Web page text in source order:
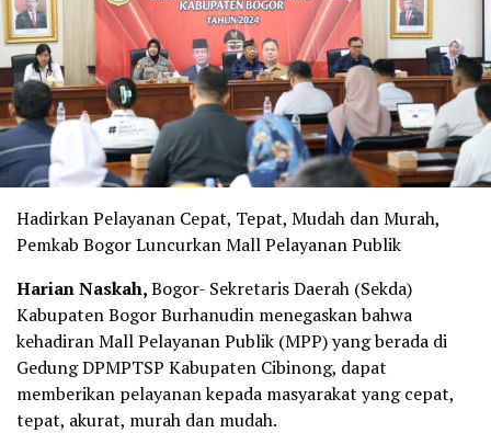
Hadirkan Pelayanan Cepat, Tepat, Mudah dan Murah,
Pemkab Bogor Luncurkan Mall Pelayanan Publik
Harian Naskah,Bogor- Sekretaris Daerah (Sekda)
Kabupaten Bogor Burhanudin menegaskan bahwa
kehadiran Mall Pelayanan Publik (MPP) yang berada di
Gedung DPMPTSP Kabupaten Cibinong, dapat
memberikan pelayanan kepada masyarakat yang cepat,
tepat, akurat, murah dan mudah.